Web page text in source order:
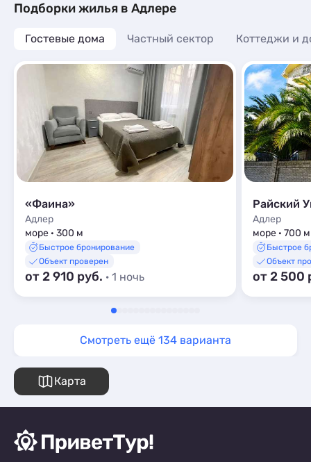
Подборки жилья в Адлере
Гостевые дома Частный сектор Коттеджи и
«Фаина»
Адлер
море · 300 м
Быстрое бронирование
Объект проверен
от 2 910 руб. · 1 ночь
Райский
Адлер
море · 700 м
Быстрое
Объект
от 2 500
Смотреть ещё 134 варианта
Карта